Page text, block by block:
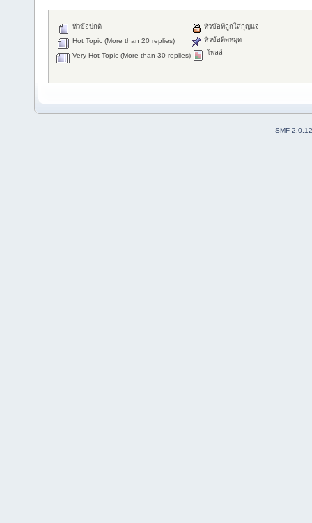
หัวข้อปกติ
Hot Topic (More than 20 replies)
Very Hot Topic (More than 30 replies)
หัวข้อที่ถูกใส่กุญแจ
หัวข้อติดหมุด
โพลล์
SMF 2.0.12